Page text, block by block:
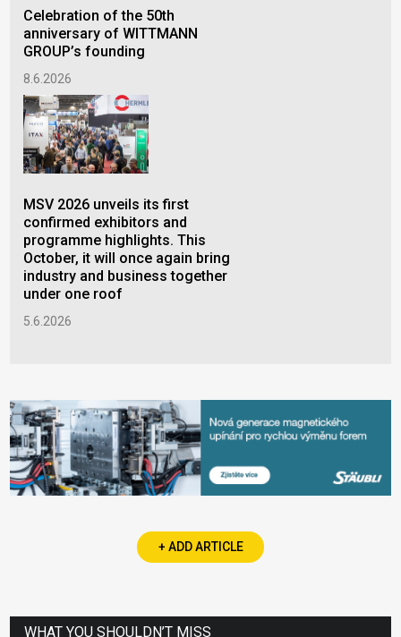
Celebration of the 50th
anniversary of WITTMANN
GROUP’s founding
8.6.2026
MSV 2026 unveils its first
confirmed exhibitors and
programme highlights. This
October, it will once again bring
industry and business together
under one roof
5.6.2026
+ ADD ARTICLE
WHAT YOU SHOULDN’T MISS